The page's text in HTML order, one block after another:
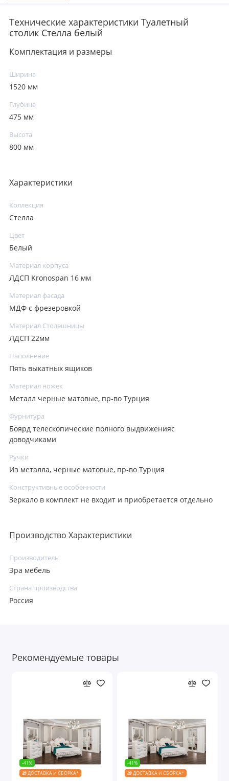
Технические характеристики Туалетный
столик Стелла белый
Комплектация и размеры
Ширина
1520 мм
Глубина
475 мм
Высота
800 мм
Характеристики
Коллекция
Стелла
Цвет
Белый
Материал корпуса
ЛДСП Kronospan 16 мм
Материал фасада
МДФ с фрезеровкой
Материал Столешницы
ЛДСП 22мм
Наполнение
Пять выкатных ящиков
Материал ножек
Металл черные матовые, пр-во Турция
Фурнитура
Боярд телескопические полного выдвиженияс
доводчиками
Ручки
Из металла, черные матовые, пр-во Турция
Конструктивные особенности
Зеркало в комплект не входит и приобретается отдельно
Производство Характеристики
Производитель
Эра мебель
Страна производства
Россия
Рекомендуемые товары
-41%
🎁 ДОСТАВКА И СБОРКА*
-41%
🎁 ДОСТАВКА И СБОРКА*